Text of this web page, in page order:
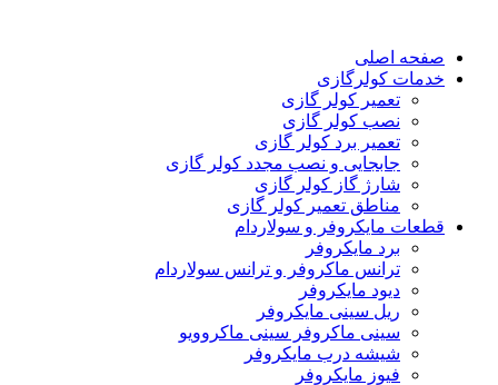
صفحه اصلی
خدمات کولرگازی
تعمیر کولر گازی
نصب کولر گازی
تعمیر برد کولر گازی
جابجایی و نصب مجدد کولر گازی
شارژ گاز کولر گازی
مناطق تعمیر کولر گازی
قطعات مایکروفر و سولاردام
برد مایکروفر
ترانس ماکروفر و ترانس سولاردام
دیود مایکروفر
ریل سینی مایکروفر
سینی ماکروفر سینی ماکروویو
شیشه درب مایکروفر
فیوز مایکروفر